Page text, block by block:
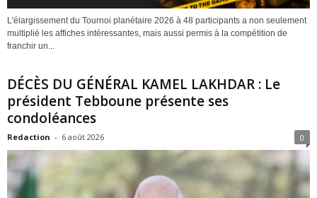
L'élargissement du Tournoi planétaire 2026 à 48 participants a non seulement
multiplié les affiches intéressantes, mais aussi permis à la compétition de
franchir un...
DÉCÈS DU GÉNÉRAL KAMEL LAKHDAR : Le
président Tebboune présente ses
condoléances
Redaction - 6 août 2026 0